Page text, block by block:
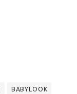
BABYLOOK